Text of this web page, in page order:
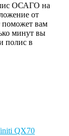
ОСАГО на
от
поможет вам
минут вы
полис в
QX70